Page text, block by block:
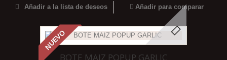
Añadir a la lista de deseos Añadir para comparar
NUEVO
BOTE MAIZ POPUP GARLIC